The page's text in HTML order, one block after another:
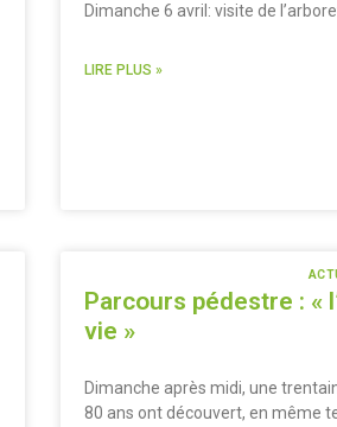
Dimanche 6 avril: visite de
LIRE PLUS »
Parcours pédestre : «
vie »
Dimanche après midi, une
80 ans ont découvert, en même